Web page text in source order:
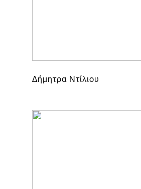
Δήμητρα Ντίλιου